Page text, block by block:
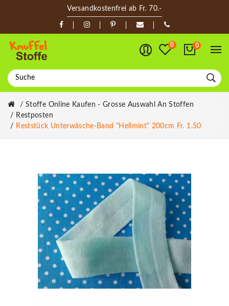
Versandkostenfrei ab Fr. 70.-
0 0
Stoffe Online Kaufen - Grosse Auswahl An Stoffen
Restposten
Reststück Unterwäsche-Band "Hellmint" 200cm Fr. 1.50